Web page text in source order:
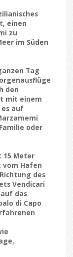
einen
zu
im Süden
Tag
den
mit einem
auf
oder
Meter
vom Hafen
des
Vendicari
das
di Capo